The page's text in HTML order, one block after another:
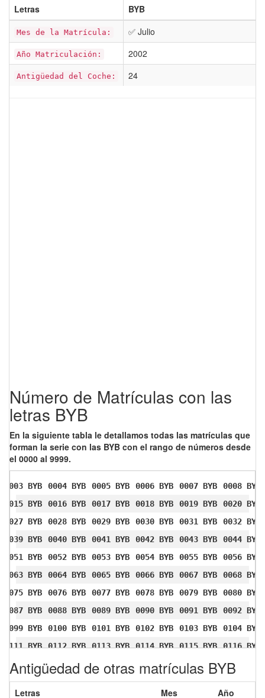
Letras BYB
Mes de la Matrícula: ✅ Julio
Año Matriculación: 2002
Antigüedad del Coche: 24
Número de Matrículas con las
letras BYB
En la siguiente tabla le detallamos todas las matrículas que
forman la serie con las BYB con el rango de números desde
el 0000 al 9999.
0003 BYB 0004 BYB 0005 BYB 0006 BYB 0007 BYB
0008 BYB
0015 BYB
0016 BYB 0017 BYB 0018 BYB 0019 BYB
0020 BYB
0027 BYB
0028 BYB 0029 BYB 0030 BYB 0031 BYB
0032 BYB
0039 BYB
0040 BYB 0041 BYB 0042 BYB 0043 BYB
0044 BYB
0051 BYB
0052 BYB 0053 BYB 0054 BYB 0055 BYB
0056 BYB
0063 BYB
0064 BYB 0065 BYB 0066 BYB 0067 BYB
0068 BYB
0075 BYB
0076 BYB 0077 BYB 0078 BYB 0079 BYB
0080 BYB
0087 BYB
0088 BYB 0089 BYB 0090 BYB 0091 BYB
0092 BYB
0099 BYB
0100 BYB 0101 BYB 0102 BYB 0103 BYB
0104 BYB
0111 BYB
0112 BYB 0113 BYB 0114 BYB 0115 BYB
0116 BYB
0123 BYB
0124 BYB 0125 BYB 0126 BYB 0127 BYB
0128 BYB
0135 BYB
0136 BYB 0137 BYB 0138 BYB 0139 BYB
0140 BYB
Antigüedad de otras matrículas BYB
Letras Mes
Año